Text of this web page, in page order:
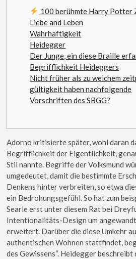
100 berühmte Harry Potter
Liebe and Leben
Wahrhaftigkeit
Heidegger
Der Junge, ein diese Braille
Begrifflichkeit Heideggers
Nicht früher als zu welchem
gültigkeit haben nachfolgende
Vorschriften des SBGG?
Adorno kritisierte später, wohl daran
Begrifflichkeit der Eigentlichkeit,
Stil nannte. Begriffe der Volksmund
umgedeutet, damit die bestimmte
Denkens hinter verbreiten, so etwa
ein Bedrohungsgefühl. So hat zum
Searle erst unter diesem Rat bei
Intentionalitäts-Design um
erweitert. Darüber die diese Umkehr
authentischen Wohnen stattfindet,
des Gewissens“. Heidegger beschreibt